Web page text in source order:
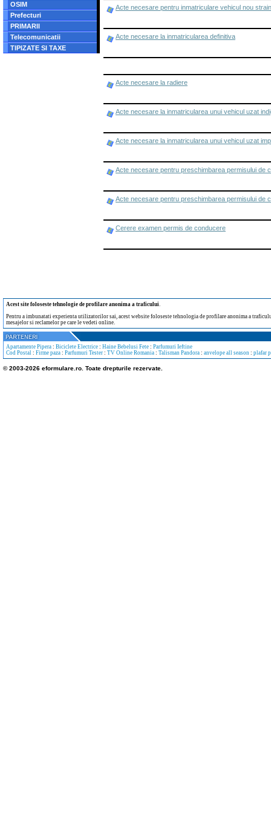
OSIM
Prefecturi
PRIMARII
Telecomunicatii
TIPIZATE SI TAXE
Acte necesare pentru inmatriculare vehicul nou strain
Acte necesare la inmatricularea definitiva
Acte necesare la radiere
Acte necesare la inmatricularea unui vehicul uzat
Acte necesare la inmatricularea unui vehicul uzat
Acte necesare pentru preschimbarea permisului de
Acte necesare pentru preschimbarea permisului de
Cerere examen permis de conducere
Acest site foloseste tehnologie de profilare anonima a traficului.
Pentru a imbunatati experienta utilizatorilor sai, acest website foloseste tehnologia de profilare anonima a
mesajelor si reclamelor pe care le vedeti online.
Apartamente Pipera : Biciclete Electrice : Haine Bebelusi Fete : Parfumuri Ieftine
Cod Postal : Firme paza : Parfumuri Tester : TV Online Romania : Talisman Pandora : anvelope all season : plafar
© 2003-2026 eformulare.ro. Toate drepturile rezervate.